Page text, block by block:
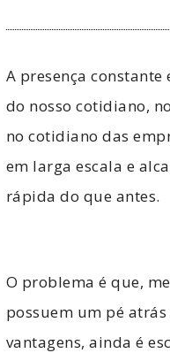
A presença constante
do nosso cotidiano,
no cotidiano das
em larga escala e
rápida do que antes.
O problema é que,
possuem um pé
vantagens, ainda é